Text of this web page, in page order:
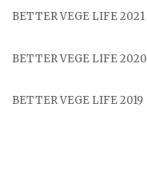
BETTER VEGE LIFE 2021
BETTER VEGE LIFE 2020
BETTER VEGE LIFE 2019